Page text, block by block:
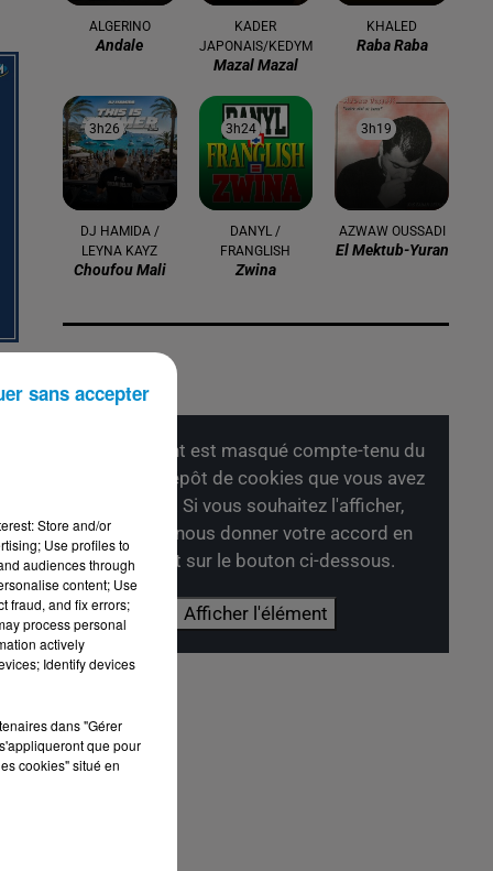
ALGERINO
Andale
KADER
JAPONAIS/KEDYM
Mazal Mazal
KHALED
Raba Raba
3h26
3h26
DJ HAMIDA /
LEYNA KAYZ
Choufou Mali
3h24
3h24
DANYL /
FRANGLISH
Zwina
3h19
3h19
AZWAW OUSSADI
El Mektub-Yuran
Cet élément est masqué compte-tenu du
refus du dépôt de cookies que vous avez
exprimé. Si vous souhaitez l'afficher,
merci de nous donner votre accord en
cliquant sur le bouton ci-dessous.
Afficher l'élément
Store and/or
Use profiles to
audiences through
content; Use
fraud, and fix errors;
process personal
actively
Identify devices
dans "Gérer
que pour
cookies" situé en
sans accepter